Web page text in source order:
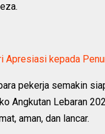
Apresiasi kepada
pekerja semakin
Angkutan Lebaran
aman, dan lancar.